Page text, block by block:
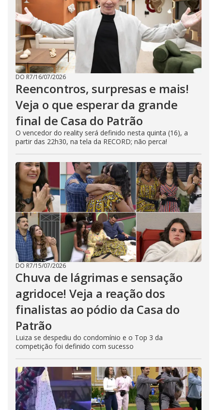
DO R7/16/07/2026
Reencontros, surpresas e mais!
Veja o que esperar da grande
final de Casa do Patrão
O vencedor do reality será definido nesta quinta (16), a
partir das 22h30, na tela da RECORD; não perca!
DO R7/15/07/2026
Chuva de lágrimas e sensação
agridoce! Veja a reação dos
finalistas ao pódio da Casa do
Patrão
Luiza se despediu do condomínio e o Top 3 da
competição foi definido com sucesso